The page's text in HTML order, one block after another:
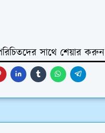
সাথে শেয়ার করুন